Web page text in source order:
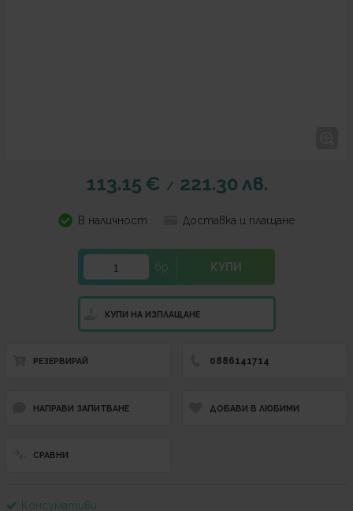
113.15 € / 221.30 лв.
В наличност Доставка и плащане
бр. КУПИ
КУПИ НА ИЗПЛАЩАНЕ
РЕЗЕРВИРАЙ 0886141714
НАПРАВИ ЗАПИТВАНЕ ДОБАВИ В ЛЮБИМИ
СРАВНИ
Консумативи